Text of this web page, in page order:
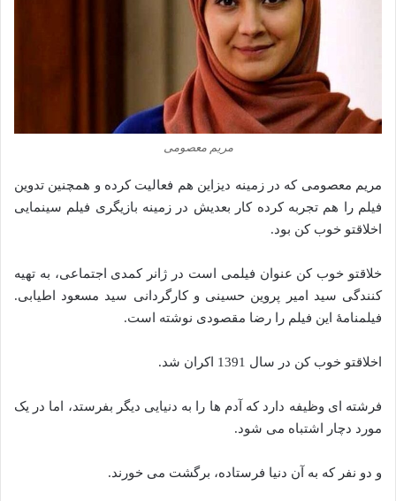
مریم معصومی
مریم معصومی که در زمینه دیزاین هم فعالیت کرده و همچنین تدوین
فیلم را هم تجربه کرده کار بعدیش در زمینه بازیگری فیلم سینمایی
اخلاقتو خوب کن بود.
خلاقتو خوب کن عنوان فیلمی است در ژانر کمدی اجتماعی، به تهیه
کنندگی سید امیر پروین حسینی و کارگردانی سید مسعود اطیابی.
فیلمنامهٔ این فیلم را رضا مقصودی نوشته است.
اخلاقتو خوب کن در سال 1391 اکران شد.
فرشته ای وظیفه دارد که آدم ها را به دنیایی دیگر بفرستد، اما در یک
مورد دچار اشتباه می شود.
و دو نفر که به آن دنیا فرستاده، برگشت می خورند.